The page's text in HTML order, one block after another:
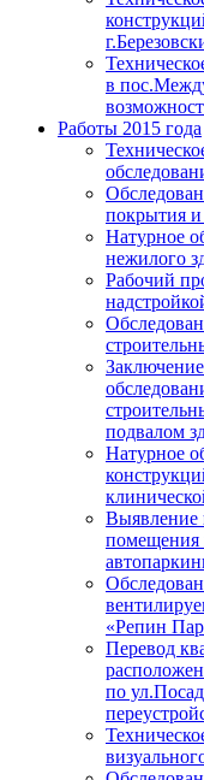
в
Работы 2015 года
покрытия и
Натурное
нежилого
Рабочий
подвалом
Натурное
Выявление
помещения
«Репин
Перевод
по